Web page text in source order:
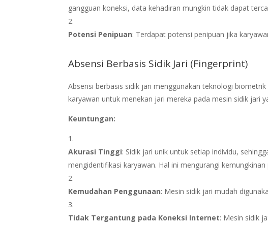
gangguan koneksi, data kehadiran mungkin tidak dapat
Potensi Penipuan: Terdapat potensi penipuan jika
Absensi Berbasis Sidik Jari (Fingerprint)
Absensi berbasis sidik jari menggunakan teknologi
karyawan untuk menekan jari mereka pada mesin sidik jari
Keuntungan:
Akurasi Tinggi: Sidik jari unik untuk setiap individu,
mengidentifikasi karyawan. Hal ini mengurangi kemungkinan
Kemudahan Penggunaan: Mesin sidik jari mudah
Tidak Tergantung pada Koneksi Internet: Mesin sidik